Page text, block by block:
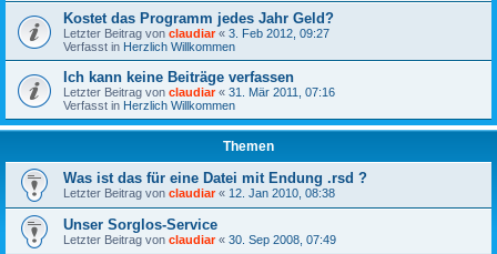
Kostet das Programm jedes Jahr Geld?
Letzter Beitrag von claudiar« 3. Feb 2012, 09:27
Verfasst in Herzlich Willkommen
Ich kann keine Beiträge verfassen
Letzter Beitrag von claudiar« 31. Mär 2011, 07:16
Verfasst in Herzlich Willkommen
Themen
Was ist das für eine Datei mit Endung .rsd ?
Letzter Beitrag von claudiar« 12. Jan 2010, 08:38
Unser Sorglos-Service
Letzter Beitrag von claudiar« 30. Sep 2008, 07:49